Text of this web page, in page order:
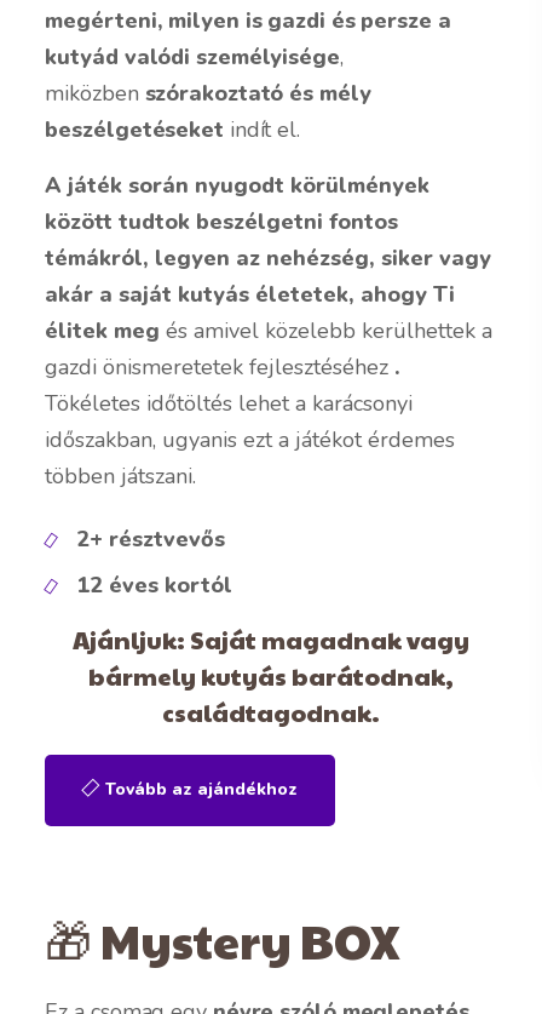
megérteni, milyen is gazdi és persze a
kutyád valódi személyisége,
miközben szórakoztató és mély
beszélgetéseket indít el.
A játék során nyugodt körülmények
között tudtok beszélgetni fontos
témákról, legyen az nehézség, siker vagy
akár a saját kutyás életetek, ahogy Ti
élitek megés amivel közelebb kerülhettek a
gazdi önismeretetek fejlesztéséhez .
Tökéletes időtöltés lehet a karácsonyi
időszakban, ugyanis ezt a játékot érdemes
többen játszani.
2+ résztvevős
12 éves kortól
Ajánljuk: Saját magadnak vagy
bármely kutyás barátodnak,
családtagodnak.
Tovább az ajándékhoz
🎁 Mystery BOX